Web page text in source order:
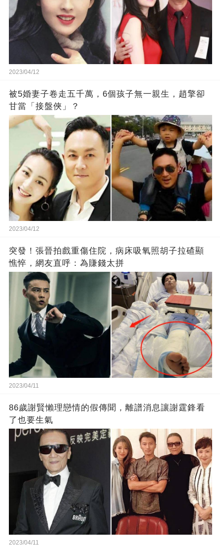
2023/04/12
被5婚妻子卷走五千萬，6個孩子無一親生，趙擎卻
甘當「接盤俠」？
2023/04/12
突發！張晉拍戲重傷住院，病床吸氧照胡子拉碴顯
憔悴，網友直呼：為賺錢太拼
2023/04/11
86歲謝賢懶理戀情的假傳聞，離譜消息讓謝霆鋒看
了也要生氣
2023/04/11